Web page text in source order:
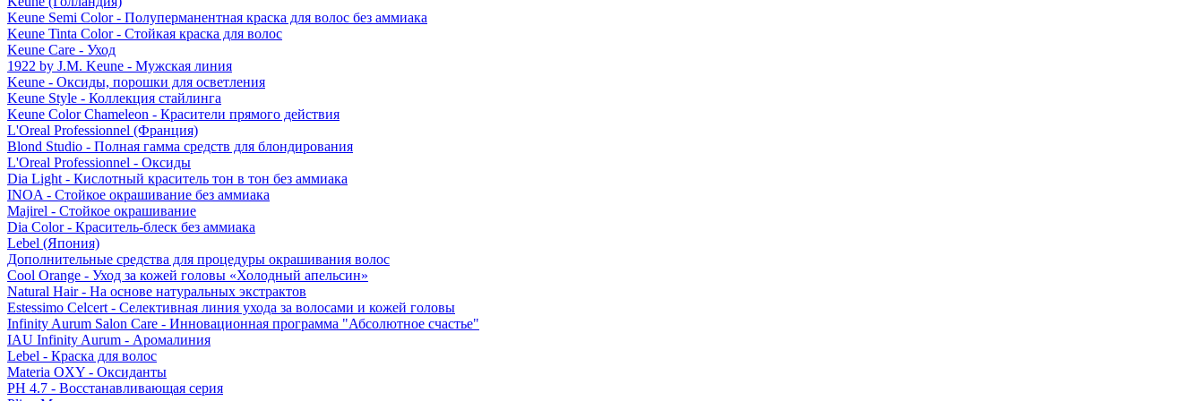
Keune Semi Color - Полуперманентная краска для волос без аммиака
Keune Tinta Color - Стойкая краска для волос
Keune Care - Уход
1922 by J.M. Keune - Мужская линия
Keune - Оксиды, порошки для осветления
Keune Style - Коллекция стайлинга
Keune Color Chameleon - Красители прямого действия
L'Oreal Professionnel (Франция)
Blond Studio - Полная гамма средств для блондирования
L'Oreal Professionnel - Оксиды
Dia Light - Кислотный краситель тон в тон без аммиака
INOA - Стойкое окрашивание без аммиака
Majirel - Стойкое окрашивание
Dia Color - Краситель-блеск без аммиака
Lebel (Япония)
Дополнительные средства для процедуры окрашивания волос
Cool Orange - Уход за кожей головы «Холодный апельсин»
Natural Hair - На основе натуральных экстрактов
Estessimo Celcert - Селективная линия ухода за волосами и кожей головы
Infinity Aurum Salon Care - Инновационная программа "Абсолютное счастье"
IAU Infinity Aurum - Аромалиния
Lebel - Краска для волос
Materia OXY - Оксиданты
PH 4.7 - Восстанавливающая серия